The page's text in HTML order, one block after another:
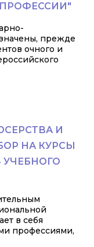
прежде
очного и
И
НА КУРСЫ
УЧЕБНОГО
в себя
профессиями,